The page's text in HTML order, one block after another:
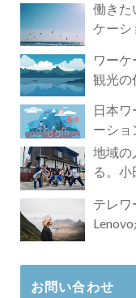
働きた
ケーシ
ワーケ
観光の
日本
ーショ
地域の
る。小
テレワ
お問い合わせ